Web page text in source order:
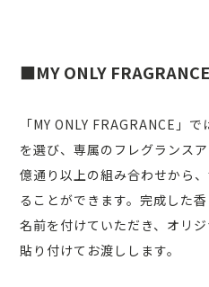
■MY ONLY
「MY ONLY FRAGRANCE」
を選び、専属のフレグランス
億通り以上の組み合わせから
ることができます。完成した
名前を付けていただき、オリ
貼り付けてお渡しします。